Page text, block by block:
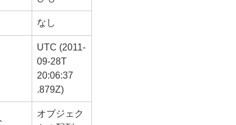
なし
UTC (2011-
09-28T
20:06:37
.879Z)
オブジェク